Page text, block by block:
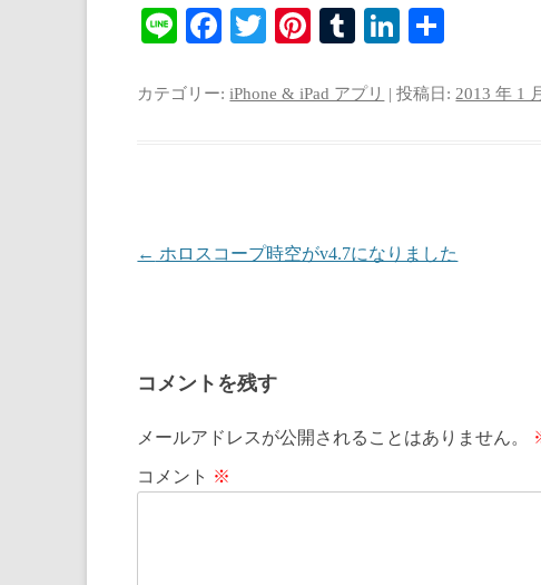
Li
Fa
bo
T
tte
Pi
er
T
m
Li
ed
カテゴリー:iPhone & iPad アプリ | 投稿日:2013 年 1
投稿ナビゲーション
← ホロスコープ時空がv4.7になりました
コメントを残す
メールアドレスが公開されることはありません。
コメント ※